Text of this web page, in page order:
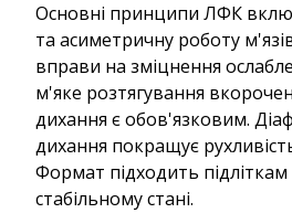
Основні принципи ЛФК
та асиметричну роботу
вправи на зміцнення
м'яке розтягування
дихання є обов'язковим.
дихання покращує
Формат підходить
стабільному стані.